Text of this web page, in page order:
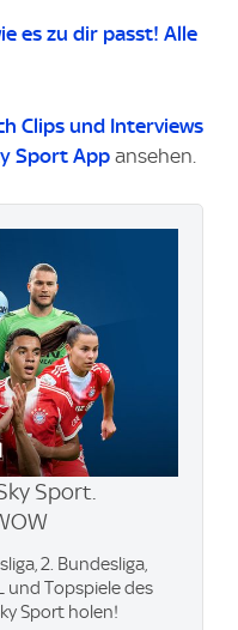
es zu dir passt! Alle
Clips und Interviews
Sport App ansehen.
Sport.
2. Bundesliga,
und Topspiele des
Sport holen!